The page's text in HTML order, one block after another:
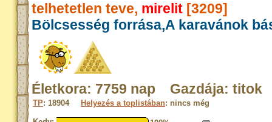
telhetetlen teve, mirelit [3209]
Bölcsesség forrása,A karavánok
Életkora: 7759 nap Gazdája: titok
TP: 18904 Helyezés a toplistában: nincs még